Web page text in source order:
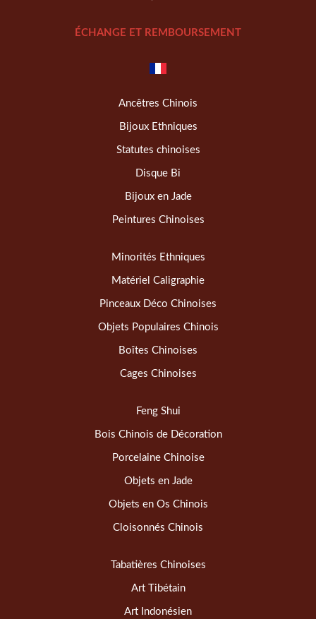
ÉCHANGE ET REMBOURSEMENT
Ancêtres Chinois
Bijoux Ethniques
Statutes chinoises
Disque Bi
Bijoux en Jade
Peintures Chinoises
Minorités Ethniques
Matériel Caligraphie
Pinceaux Déco Chinoises
Objets Populaires Chinois
Boîtes Chinoises
Cages Chinoises
Feng Shui
Bois Chinois de Décoration
Porcelaine Chinoise
Objets en Jade
Objets en Os Chinois
Cloisonnés Chinois
Tabatières Chinoises
Art Tibétain
Art Indonésien